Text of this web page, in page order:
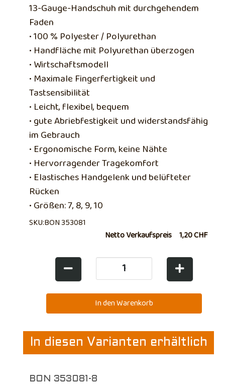
13-Gauge-Handschuh mit durchgehendem
Faden
• 100 % Polyester / Polyurethan
• Handfläche mit Polyurethan überzogen
• Wirtschaftsmodell
• Maximale Fingerfertigkeit und
Tastsensibilität
• Leicht, flexibel, bequem
• gute Abriebfestigkeit und widerstandsfähig
im Gebrauch
• Ergonomische Form, keine Nähte
• Hervorragender Tragekomfort
• Elastisches Handgelenk und belüfteter
Rücken
• Größen: 7, 8, 9, 10
SKU:BON 353081
Netto Verkaufspreis 1,20 CHF
In diesen Varianten erhältlich
BON 353081-8